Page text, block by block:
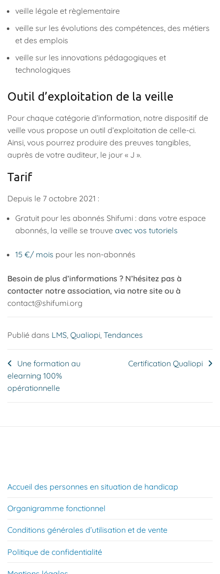
veille légale et règlementaire
veille sur les évolutions des compétences, des métiers
et des emplois
veille sur les innovations pédagogiques et
technologiques
Outil d’exploitation de la veille
Pour chaque catégorie d’information, notre dispositif de
veille vous propose un outil d’exploitation de celle-ci.
Ainsi, vous pourrez produire des preuves tangibles,
auprès de votre auditeur, le jour « J ».
Tarif
Depuis le 7 octobre 2021 :
Gratuit pour les abonnés Shifumi : dans votre espace
abonnés, la veille se trouve avec vos tutoriels
15 €/ mois pour les non-abonnés
Besoin de plus d’informations ? N’hésitez pas à
contacter notre association, via notre site ou à
contact@shifumi.org
Publié dans LMS, Qualiopi, Tendances
Navigation
de
Une formation au
elearning 100%
opérationnelle
Certification Qualiopi
Accueil des personnes en situation de handicap
Organigramme fonctionnel
Conditions générales d’utilisation et de vente
Politique de confidentialité